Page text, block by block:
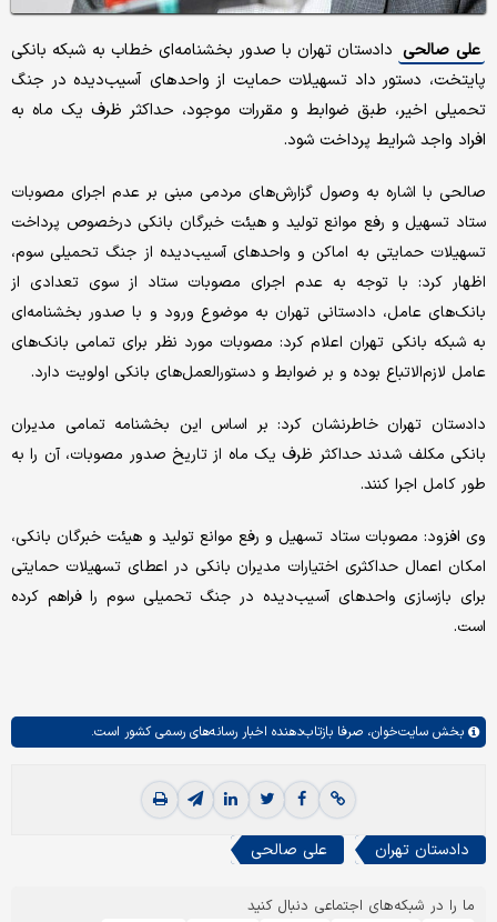
علی صالحی دادستان تهران با صدور بخشنامه‌ای خطاب به شبکه بانکی
پایتخت، دستور داد تسهیلات حمایت از واحدهای آسیب‌دیده در جنگ
تحمیلی اخیر، طبق ضوابط و مقررات موجود، حداکثر ظرف یک ماه به
افراد واجد شرایط پرداخت شود.
صالحی با اشاره به وصول گزارش‌های مردمی مبنی بر عدم اجرای مصوبات
ستاد تسهیل و رفع موانع تولید و هیئت خبرگان بانکی درخصوص پرداخت
تسهیلات حمایتی به اماکن و واحدهای آسیب‌دیده از جنگ تحمیلی سوم،
اظهار کرد: با توجه به عدم اجرای مصوبات ستاد از سوی تعدادی از
بانک‌های عامل، دادستانی تهران به موضوع ورود و با صدور بخشنامه‌ای
به شبکه بانکی تهران اعلام کرد: مصوبات مورد نظر برای تمامی بانک‌های
عامل لازم‌الاتباع بوده و بر ضوابط و دستورالعمل‌های بانکی اولویت دارد.
دادستان تهران خاطرنشان کرد: بر اساس این بخشنامه تمامی مدیران
بانکی مکلف شدند حداکثر ظرف یک ماه از تاریخ صدور مصوبات، آن را به
طور کامل اجرا کنند.
وی افزود: مصوبات ستاد تسهیل و رفع موانع تولید و هیئت خبرگان بانکی،
امکان اعمال حداکثری اختیارات مدیران بانکی در اعطای تسهیلات حمایتی
برای بازسازی واحدهای آسیب‌دیده در جنگ تحمیلی سوم را فراهم کرده
است.
بخش سایت‌خوان، صرفا بازتاب‌دهنده اخبار رسانه‌های رسمی کشور است.
دادستان تهران علی صالحی
ما را در شبکه‌های اجتماعی دنبال کنید